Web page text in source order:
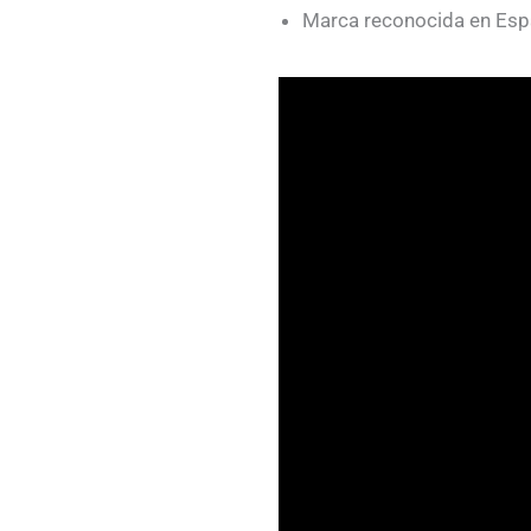
Marca reconocida en